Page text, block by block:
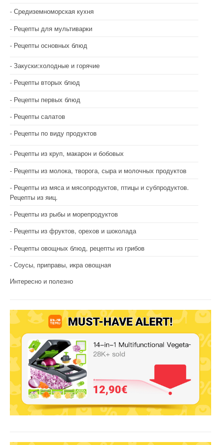
Средиземноморская кухня
Рецепты для мультиварки
Рецепты основных блюд
Закуски:холодные и горячие
Рецепты вторых блюд
Рецепты первых блюд
Рецепты салатов
Рецепты по виду продуктов
Рецепты из круп, макарон и бобовых
Рецепты из молока, творога, сыра и молочных продуктов
Рецепты из мяса и мясопродуктов, птицы и субпродуктов.
Рецепты из яиц.
Рецепты из рыбы и морепродуктов
Рецепты из фруктов, орехов и шоколада
Рецепты овощных блюд, рецепты из грибов
Соусы, приправы, икра овощная
Интересно и полезно